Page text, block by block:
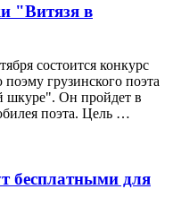
"Витязя в
состоится конкурс
грузинского поэта
шкуре". Он пройдет в
поэта. Цель …
бесплатными для